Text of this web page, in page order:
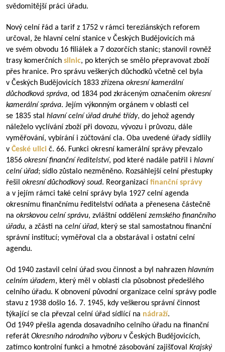
svědomitější práci úřadu.
Nový celní řád a tarif z 1752 v rámci tereziánských reforem
určoval, že hlavní celní stanice v Českých Budějovicích má
ve svém obvodu 16 filiálek a 7 dozorčích stanic; stanovil rovněž
trasy komerčních silnic, po kterých se smělo přepravovat zboží
přes hranice. Pro správu veškerých důchodků včetně cel byla
v Českých Budějovicích 1833 zřízena okresní kamerální
důchodková správa, od 1834 pod zkráceným označením okresní
kamerální správa. Jejím výkonným orgánem v oblasti cel
se 1835 stal hlavní celní úřad druhé třídy, do jehož agendy
náleželo vyclívání zboží při dovozu, vývozu i průvozu, dále
vyměřování, vybírání i zúčtování cla. Oba uvedené úřady sídlily
v České ulici č. 66. Funkci okresní kamerální správy převzalo
1856 okresní finanční ředitelství, pod které nadále patřil i hlavní
celní úřad; sídlo zůstalo nezměněno. Rozsáhlejší celní přestupky
řešil okresní důchodkový soud. Reorganizací finanční správy
a v jejím rámci také celní správy byla 1927 celní agenda
okresnímu finančnímu ředitelství odňata a přenesena částečně
na okrskovou celní správu, zvláštní oddělení zemského finančního
úřadu, a zčásti na celní úřad, který se stal samostatnou finanční
správní institucí; vyměřoval cla a obstarával i ostatní celní
agendu.
Od 1940 zastavil celní úřad svou činnost a byl nahrazen hlavním
celním úřadem, který měl v oblasti cla působnost předešlého
celního úřadu. K obnovení původní organizace celní správy podle
stavu z 1938 došlo 16. 7. 1945, kdy veškerou správní činnost
týkající se cla převzal celní úřad sídlící na nádraží.
Od 1949 přešla agenda dosavadního celního úřadu na finanční
referát Okresního národního výboru v Českých Budějovicích,
zatímco kontrolní funkci a hmotné zásobování zajišťoval Krajský